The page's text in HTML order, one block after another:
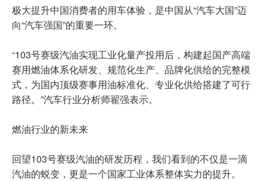
极大提升中国消费者的用车体验，是中国从“汽车大国”迈
向“汽车强国”的重要一环。
“103号赛级汽油实现工业化量产投用后，构建起国产高端
赛用燃油体系化研发、规范化生产、品牌化供给的完整模
式，为国内顶级赛事用油标准化、专业化供给搭建了可行
路径。”汽车行业分析师翟强表示。
燃油行业的新未来
回望103号赛级汽油的研发历程，我们看到的不仅是一滴
汽油的蜕变，更是一个国家工业体系整体实力的提升。